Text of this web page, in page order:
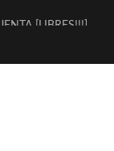
[LIBRES!!!]
MONFORT
TEATRAL CLAUDIO
DEL TOMATAZO